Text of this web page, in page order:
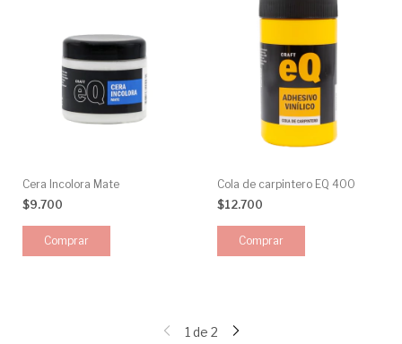
Cera Incolora Mate
$9.700
Cola de carpintero EQ 400
$12.700
1 de 2